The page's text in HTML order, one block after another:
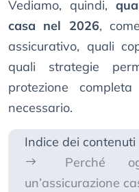
Vediamo, quindi,
casa nel 2026,
assicurativo, quali
quali strategie
protezione
necessario.
Indice dei contenuti
Perché
un’assicurazione